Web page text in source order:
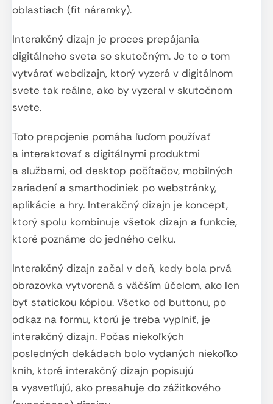
oblastiach (fit náramky).
Interakčný dizajn je proces prepájania
digitálneho sveta so skutočným. Je to o tom
vytvárať webdizajn, ktorý vyzerá v digitálnom
svete tak reálne, ako by vyzeral v skutočnom
svete.
Toto prepojenie pomáha ľuďom používať
a interaktovať s digitálnymi produktmi
a službami, od desktop počítačov, mobilných
zariadení a smarthodiniek po webstránky,
aplikácie a hry. Interakčný dizajn je koncept,
ktorý spolu kombinuje všetok dizajn a funkcie,
ktoré poznáme do jedného celku.
Interakčný dizajn začal v deň, kedy bola prvá
obrazovka vytvorená s väčším účelom, ako len
byť statickou kópiou. Všetko od buttonu, po
odkaz na formu, ktorú je treba vyplniť, je
interakčný dizajn. Počas niekoľkých
posledných dekádach bolo vydaných niekoľko
kníh, ktoré interakčný dizajn popisujú
a vysvetľujú, ako presahuje do zážitkového